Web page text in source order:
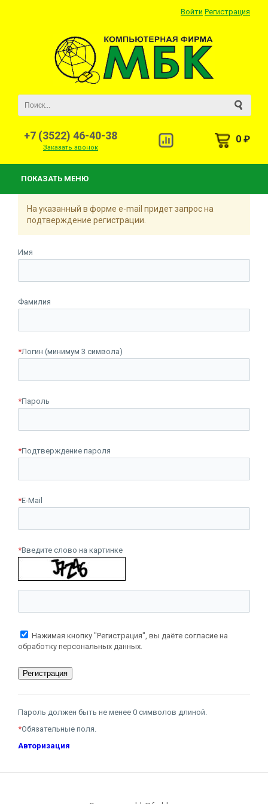
Войти Регистрация
+7 (3522) 46-40-38
Заказать звонок
0 ₽
ПОКАЗАТЬ МЕНЮ
На указанный в форме e-mail придет запрос на
подтверждение регистрации.
Имя
Фамилия
*Логин (минимум 3 символа)
*Пароль
*Подтверждение пароля
*E-Mail
*Введите слово на картинке
Нажимая кнопку "Регистрация", вы даёте согласие на
обработку персональных данных.
Пароль должен быть не менее 0 символов длиной.
*Обязательные поля.
Авторизация